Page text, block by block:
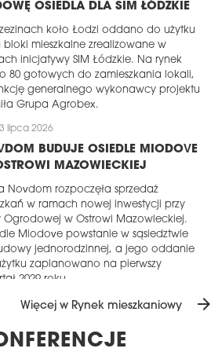
OSIEDLA DLA SIM ŁÓDZKIE
koło Łodzi oddano do użytku
bloki mieszkalne zrealizowane w
inicjatywy SIM Łódzkie. Na rynek
80 gotowych do zamieszkania lokali,
generalnego wykonawcy projektu
Grupa Agrobex.
lipca 2026
BUDUJE OSIEDLE MIODOVE
MAZOWIECKIEJ
Novdom rozpoczęła sprzedaż
w ramach nowej inwestycji przy
Ogrodowej w Ostrowi Mazowieckiej.
Miodove powstanie w sąsiedztwie
jednorodzinnej, a jego oddanie
zaplanowano na pierwszy
2029 roku.
lipca 2026
SUROWYM ZAMKNIĘTYM
Więcej w Rynek mieszkaniowy arrow_forward